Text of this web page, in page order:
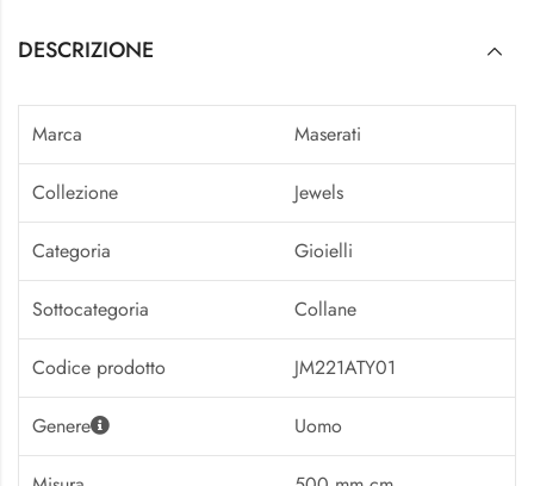
DESCRIZIONE
Marca Maserati
Collezione Jewels
Categoria Gioielli
Sottocategoria Collane
Codice prodotto JM221ATY01
Genere Uomo